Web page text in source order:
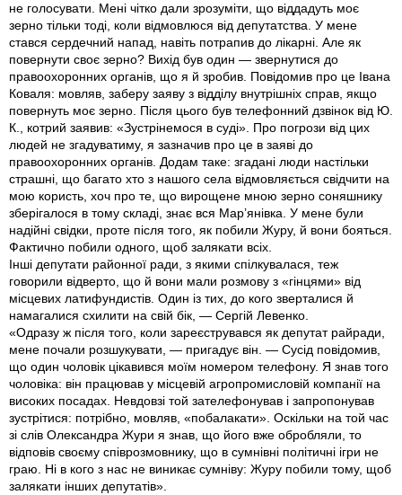
не голосувати. Мені чітко дали зрозуміти, що віддадуть моє
зерно тільки тоді, коли відмовлюся від депутатства. У мене
стався сердечний напад, навіть потрапив до лікарні. Але як
повернути своє зерно? Вихід був один — звернутися до
правоохоронних органів, що я й зробив. Повідомив про це Івана
Коваля: мовляв, заберу заяву з відділу внутрішніх справ, якщо
повернуть моє зерно. Після цього був телефонний дзвінок від Ю.
К., котрий заявив: «Зустрінемося в суді». Про погрози від цих
людей не згадуватиму, я зазначив про це в заяві до
правоохоронних органів. Додам таке: згадані люди настільки
страшні, що багато хто з нашого села відмовляється свідчити на
мою користь, хоч про те, що вирощене мною зерно соняшнику
зберігалося в тому складі, знає вся Мар’янівка. У мене були
надійні свідки, проте після того, як побили Журу, й вони бояться.
Фактично побили одного, щоб залякати всіх.
Інші депутати районної ради, з якими спілкувалася, теж
говорили відверто, що й вони мали розмову з «гінцями» від
місцевих латифундистів. Один із тих, до кого зверталися й
намагалися схилити на свій бік, — Сергій Левенко.
«Одразу ж після того, коли зареєструвався як депутат райради,
мене почали розшукувати, — пригадує він. — Сусід повідомив,
що один чоловік цікавився моїм номером телефону. Я знав того
чоловіка: він працював у місцевій агропромисловій компанії на
високих посадах. Невдовзі той зателефонував і запропонував
зустрітися: потрібно, мовляв, «побалакати». Оскільки на той час
зі слів Олександра Жури я знав, що його вже обробляли, то
відповів своєму співрозмовнику, що в сумнівні політичні ігри не
граю. Ні в кого з нас не виникає сумніву: Журу побили тому, щоб
залякати інших депутатів».